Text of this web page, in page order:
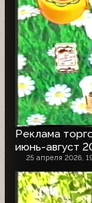
Реклама
июнь-август
25 апреля 2026,